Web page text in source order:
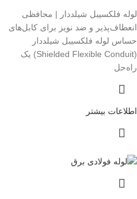
لوله فلکسیبل شیلددار | محافظی
انعطاف‌پذیر و ضد نویز برای کابل‌های
حساس لوله فلکسیبل شیلددار
(Shielded Flexible Conduit) یک
راه‌حل
اطلاعات بیشتر